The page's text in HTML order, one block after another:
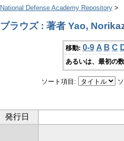
National Defense Academy Repository >
ブラウズ : 著者 Yao,
移動: 0-9 A B C
あるいは、最初の
ソート項目:
発行日